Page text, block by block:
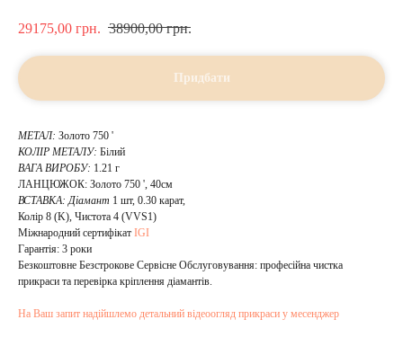
29175,00 грн. 38900,00 грн.
Придбати
МЕТАЛ: Золото 750 '
КОЛІР МЕТАЛУ: Білий
ВАГА ВИРОБУ: 1.21 г
ЛАНЦЮЖОК: Золото 750 ', 40см
ВСТАВКА: Діамант 1 шт, 0.30 карат,
Колір 8 (K), Чистота 4 (VVS1)
Mіжнародний сертифікат IGI
Гарантія: 3 роки
Безкоштовне Безстрокове Сервісне Обслуговування: професійна чистка
прикраси та перевірка кріплення діамантів.
На Ваш запит надійшлемо детальний відеоогляд прикраси у месенджер